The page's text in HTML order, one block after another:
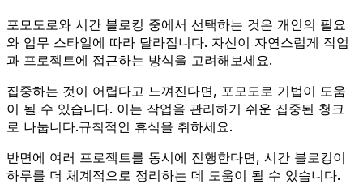
포모도로와 시간 블로킹 중에서 선택하는 것은 개인의 필요
와 업무 스타일에 따라 달라집니다. 자신이 자연스럽게 작업
과 프로젝트에 접근하는 방식을 고려해보세요.
집중하는 것이 어렵다고 느껴진다면, 포모도로 기법이 도움
이 될 수 있습니다. 이는 작업을 관리하기 쉬운 집중된 청크
로 나눕니다.규칙적인 휴식을 취하세요.
반면에 여러 프로젝트를 동시에 진행한다면, 시간 블로킹이
하루를 더 체계적으로 정리하는 데 도움이 될 수 있습니다.